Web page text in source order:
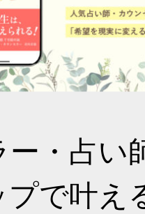
ー・占い
プで叶